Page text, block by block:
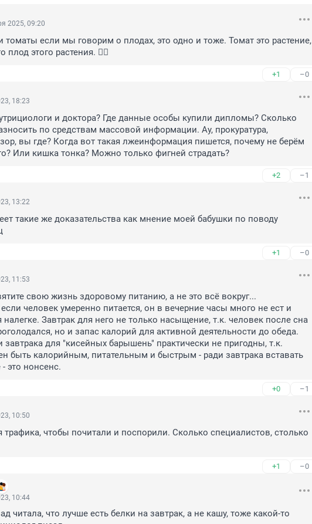
2025, 09:20
если мы говорим о плодах, это одно и тоже. Томат это растение,
плод этого растения. 🤦‍♂️
+1 –0
18:23
и доктора? Где данные особы купили дипломы? Сколько
по средствам массовой информации. Ау, прокуратура,
вы где? Когда вот такая лжеинформация пишется, почему не берём
Или кишка тонка? Можно только фигней страдать?
+2 –1
13:22
такие же доказательства как мнение моей бабушки по поводу
+1 –0
11:53
свою жизнь здоровому питанию, а не это всё вокруг...
человек умеренно питается, он в вечерние часы много не ест и
налегке. Завтрак для него не только насыщение, т.к. человек после сна
но и запас калорий для активной деятельности до обеда.
завтрака для "кисейных барышень" практически не пригодны, т.к.
быть калорийным, питательным и быстрым - ради завтрака вставать
это нонсенс.
+0 –1
10:50
трафика, чтобы почитали и поспорили. Сколько специалистов, столько
+1 –0
10:44
читала, что лучше есть белки на завтрак, а не кашу, тоже какой-то